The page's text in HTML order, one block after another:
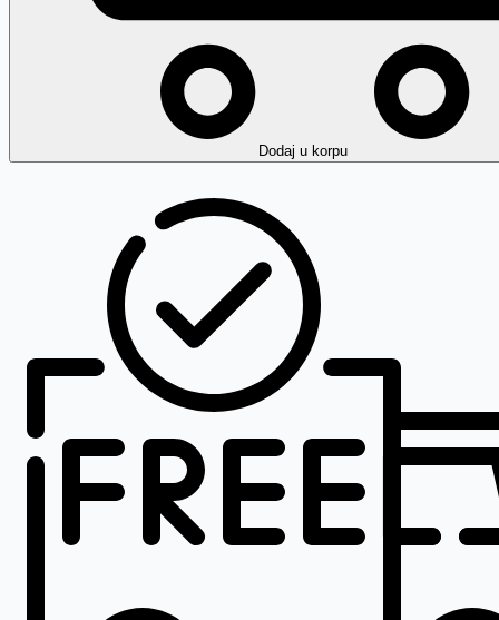
Dodaj u korpu